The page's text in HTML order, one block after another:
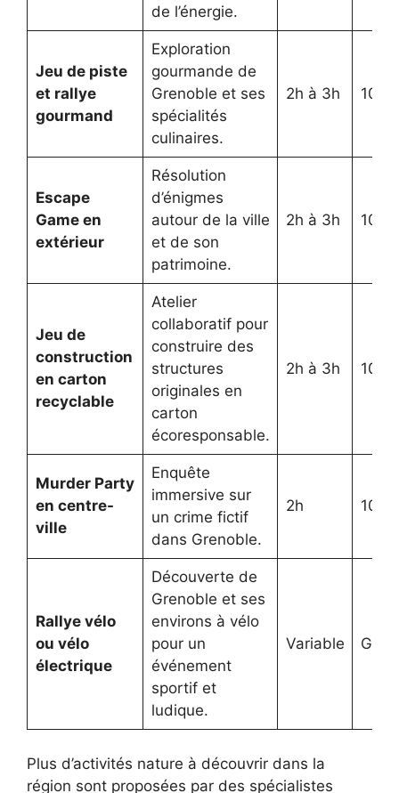
de l’énergie.
Jeu de piste
et rallye
gourmand
Exploration
gourmande de
Grenoble et ses
spécialités
culinaires.
2h à 3h 10 à
Escape
Game en
extérieur
Résolution
d’énigmes
autour de la ville
et de son
patrimoine.
2h à 3h 10 à
Jeu de
construction
en carton
recyclable
Atelier
collaboratif pour
construire des
structures
originales en
carton
écoresponsable.
2h à 3h 10 à
Murder Party
en centre-
ville
Enquête
immersive sur
un crime fictif
dans Grenoble.
2h 10 à
Rallye vélo
ou vélo
électrique
Découverte de
Grenoble et ses
environs à vélo
pour un
événement
sportif et
ludique.
Variable
Plus d’activités nature à découvrir dans la
région sont proposées par des spécialistes